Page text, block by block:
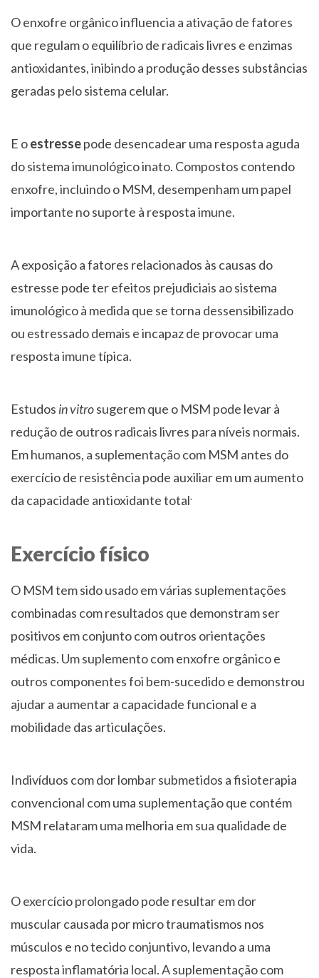
O enxofre orgânico influencia a ativação de fatores
que regulam o equilíbrio de radicais livres e enzimas
antioxidantes, inibindo a produção desses substâncias
geradas pelo sistema celular.
E oestressepode desencadear uma resposta aguda
do sistema imunológico inato. Compostos contendo
enxofre, incluindo o MSM, desempenham um papel
importante no suporte à resposta imune.
A exposição a fatores relacionados às causas do
estresse pode ter efeitos prejudiciais ao sistema
imunológico à medida que se torna dessensibilizado
ou estressado demais e incapaz de provocar uma
resposta imune típica.
Estudos in vitrosugerem que o MSM pode levar à
redução de outros radicais livres para níveis normais.
Em humanos, a suplementação com MSM antes do
exercício de resistência pode auxiliar em um aumento
da capacidade antioxidante total.
Exercício físico
O MSM tem sido usado em várias suplementações
combinadas com resultados que demonstram ser
positivos em conjunto com outros orientações
médicas. Um suplemento com enxofre orgânico e
outros componentes foi bem-sucedido e demonstrou
ajudar a aumentar a capacidade funcional e a
mobilidade das articulações.
Indivíduos com dor lombar submetidos a fisioterapia
convencional com uma suplementação que contém
MSM relataram uma melhoria em sua qualidade de
vida.
O exercício prolongado pode resultar em dor
muscular causada por micro traumatismos nos
músculos e no tecido conjuntivo, levando a uma
resposta inflamatória local. A suplementação com